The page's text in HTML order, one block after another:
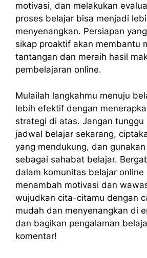
motivasi, dan melakukan
proses belajar bisa menjadi
menyenangkan. Persiapan
sikap proaktif akan membantu
tantangan dan meraih hasil
pembelajaran online.
Mulailah langkahmu menuju
lebih efektif dengan
strategi di atas. Jangan tunggu
jadwal belajar sekarang,
yang mendukung, dan
sebagai sahabat belajar.
dalam komunitas belajar online
menambah motivasi dan
wujudkan cita-citamu dengan
mudah dan menyenangkan di
dan bagikan pengalaman
komentar!